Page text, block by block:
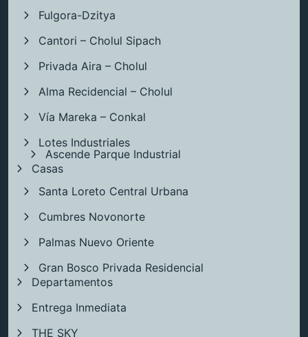
Fulgora-Dzitya
Cantori – Cholul Sipach
Privada Aira – Cholul
Alma Recidencial – Cholul
Vía Mareka – Conkal
Lotes Industriales
Ascende Parque Industrial
Casas
Santa Loreto Central Urbana
Cumbres Novonorte
Palmas Nuevo Oriente
Gran Bosco Privada Residencial
Departamentos
Entrega Inmediata
THE SKY